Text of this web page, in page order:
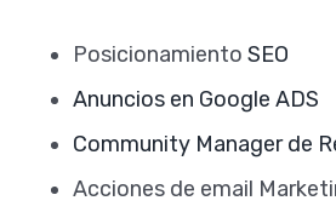
Posicionamiento SEO
Anuncios en Google ADS
Community Manager de
Acciones de email